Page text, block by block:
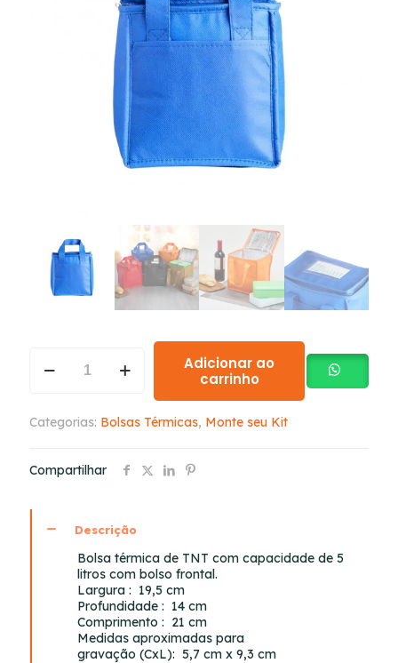
Adicionar ao
carrinho
Categorias: Bolsas Térmicas, Monte seu Kit
Compartilhar
Descrição
Bolsa térmica de TNT com capacidade de 5
litros com bolso frontal.
Largura : 19,5 cm
Profundidade : 14 cm
Comprimento : 21 cm
Medidas aproximadas para
gravação (CxL): 5,7 cm x 9,3 cm